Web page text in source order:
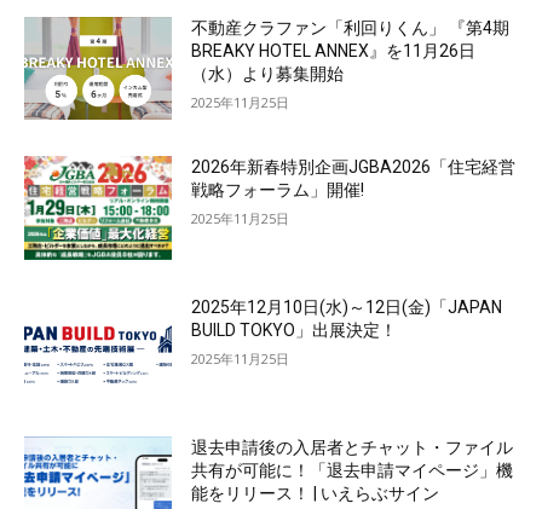
不動産クラファン「利回りくん」 『第4期
BREAKY HOTEL ANNEX』を11月26日
（水）より募集開始
2025年11月25日
2026年新春特別企画JGBA2026「住宅経営
戦略フォーラム」開催!
2025年11月25日
2025年12月10日(水)～12日(金)「JAPAN
BUILD TOKYO」出展決定！
2025年11月25日
退去申請後の入居者とチャット・ファイル
共有が可能に！「退去申請マイページ」機
能をリリース！ | いえらぶサイン